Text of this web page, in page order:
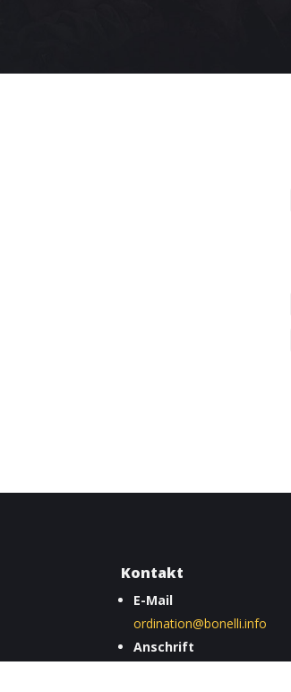
Kontakt
E-Mail
ordination@bonelli.info
Anschrift